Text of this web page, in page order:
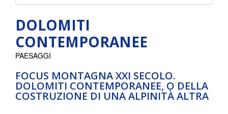
DOLOMITI
CONTEMPORANEE
FOCUS MONTAGNA XXI SECOLO.
DOLOMITI CONTEMPORANEE, O DELLA
COSTRUZIONE DI UNA ALPINITÀ ALTRA
PAESAGGI